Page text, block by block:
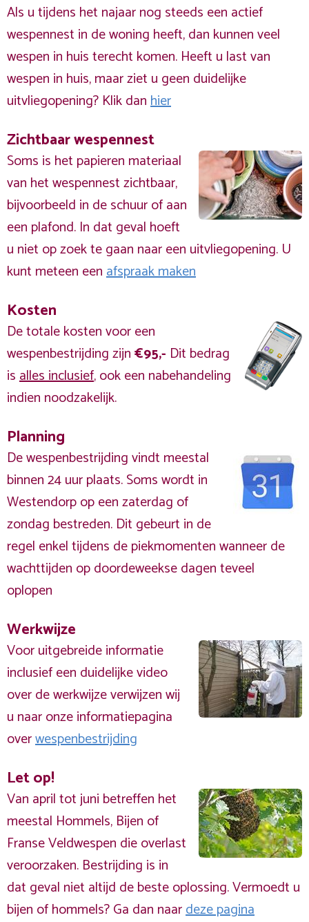
Als u tijdens het najaar nog steeds een actief
wespennest in de woning heeft, dan kunnen veel
wespen in huis terecht komen. Heeft u last van
wespen in huis, maar ziet u geen duidelijke
uitvliegopening? Klik danhier
Zichtbaar wespennest
Soms is het papieren materiaal
van het wespennest zichtbaar,
bijvoorbeeld in de schuur of aan
een plafond. In dat geval hoeft
u niet op zoek te gaan naar een uitvliegopening. U
kunt meteen eenafspraak maken
Kosten
De totale kosten voor een
wespenbestrijding zijn€95,- Dit bedrag
isalles inclusief, ook een nabehandeling
indien noodzakelijk.
Planning
De wespenbestrijding vindt meestal
binnen 24 uur plaats. Soms wordt in
Westendorp op een zaterdag of
zondag bestreden. Dit gebeurt in de
regel enkel tijdens de piekmomenten wanneer de
wachttijden op doordeweekse dagen teveel
oplopen
Werkwijze
Voor uitgebreide informatie
inclusief een duidelijke video
over de werkwijze verwijzen wij
u naar onze informatiepagina
overwespenbestrijding
Let op!
Van april tot juni betreffen het
meestal Hommels, Bijen of
Franse Veldwespen die overlast
veroorzaken. Bestrijding is in
dat geval niet altijd de beste oplossing. Vermoedt u
bijen of hommels? Ga dan naardeze pagina